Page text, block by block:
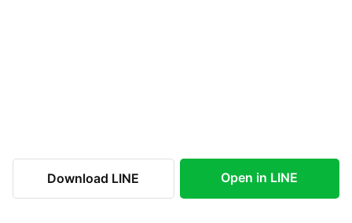
Download LINE Open in LINE